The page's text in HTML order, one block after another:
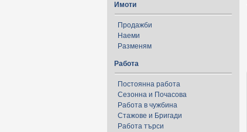
Имоти
Продажби
Наеми
Разменям
Работа
Постоянна работа
Сезонна и Почасова
Работа в чужбина
Стажове и Бригади
Работа търси